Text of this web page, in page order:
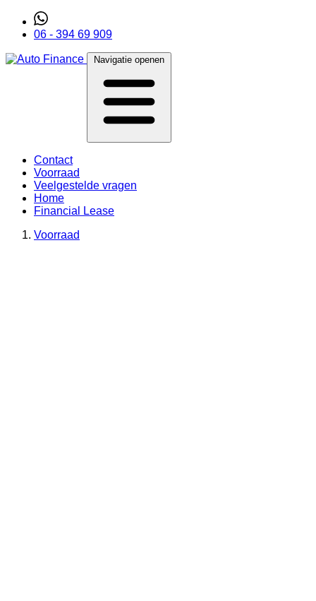
06 - 394 69 909
Navigatie openen
Contact
Voorraad
Veelgestelde vragen
Home
Financial Lease
Voorraad